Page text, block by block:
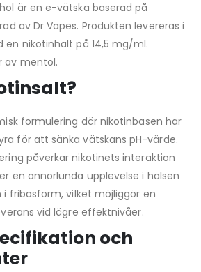
är en e-vätska baserad på
av Dr Vapes. Produkten levereras i
en nikotinhalt på 14,5 mg/ml.
av mentol.
formulering där nikotinbasen har
för att sänka vätskans pH-värde.
påverkar nikotinets interaktion
en annorlunda upplevelse i halsen
fribasform, vilket möjliggör en
vid lägre effektnivåer.
och